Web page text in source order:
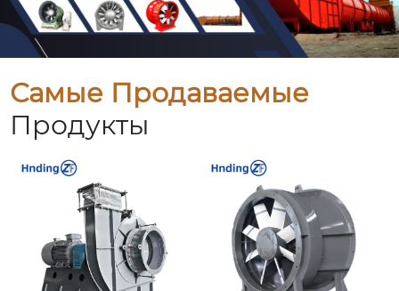
Самые Продаваемые
Продукты